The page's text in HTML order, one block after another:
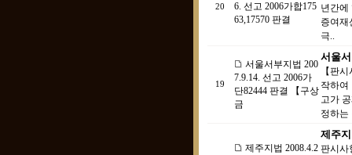
20
6. 선고 2006가합175
63,17570 판결
년간에
증여재
극..
19
서울서부지법 200
7.9.14. 선고 2006가
단82444 판결 【구상
금
서울
【판
작하여
고가
정하는
제주지법 2008.4.2
제주
판시사